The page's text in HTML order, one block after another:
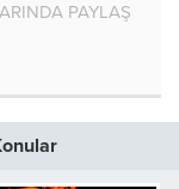
PAYLAŞ